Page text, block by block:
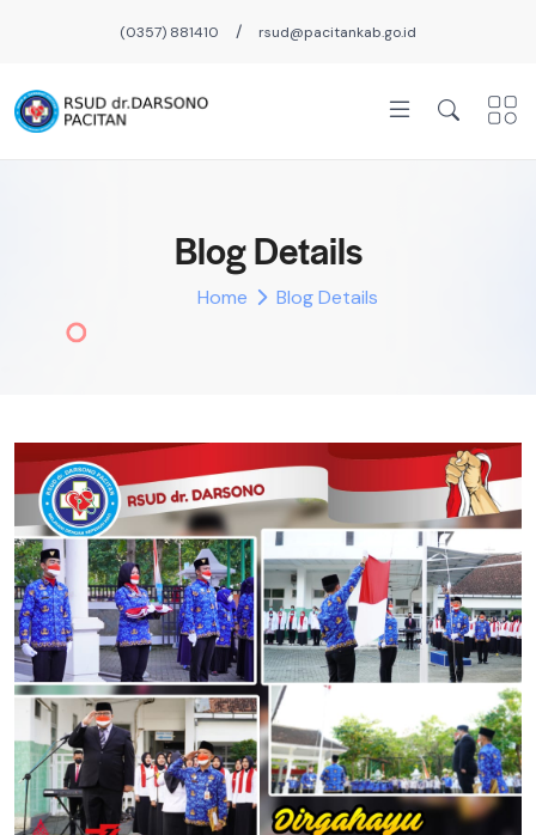
(0357) 881410 / rsud@pacitankab.go.id
Blog Details
Home Blog Details